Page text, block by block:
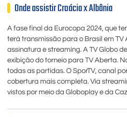
Onde assistir Croácia x Albânia
A fase final da Eurocopa 2024, que
terá transmissão para o Brasil em TV
assinatura e streaming. A TV Globo
exibição do torneio para TV Aberta.
todas as partidas. O SporTV, canal
cobertura mais completa. Via
vistos por meio da Globoplay e da